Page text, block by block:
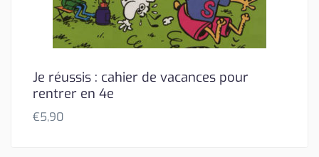
Je réussis : cahier de vacances pour
rentrer en 4e
€5,90